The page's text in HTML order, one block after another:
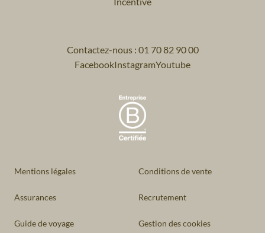
Contactez-nous : 01 70 82 90 00
FacebookInstagramYoutube
Mentions légales Conditions de vente
Assurances Recrutement
Guide de voyage Gestion des cookies